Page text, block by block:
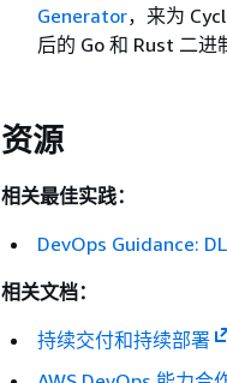
Generator，来为
后的 Go 和 Rust 二进
资源
相关最佳实践：
DevOps Guidance:
相关文档：
持续交付和持续部署